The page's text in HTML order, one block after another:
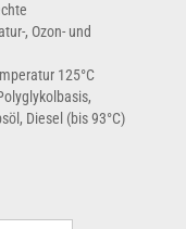
, Ozon- und
125°C
Diesel (bis 93°C)